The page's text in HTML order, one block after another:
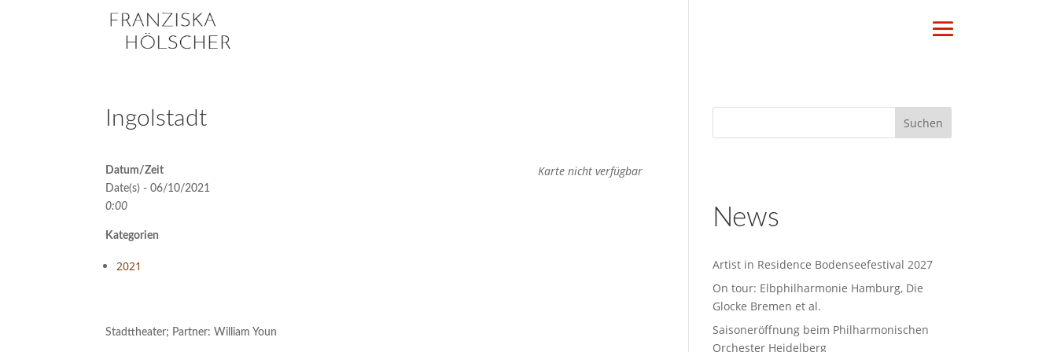
Ingolstadt
Karte nicht verfügbar
Datum/Zeit
Date(s) - 06/10/2021
0:00
Kategorien
2021
Stadttheater; Partner: William Youn
News
Artist in Residence Bodenseefestival 2027
On tour: Elbphilharmonie Hamburg, Die
Glocke Bremen et al.
Saisoneröffnung beim Philharmonischen
Orchester Heidelberg